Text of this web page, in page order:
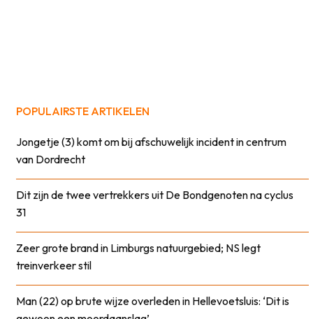
POPULAIRSTE ARTIKELEN
Jongetje (3) komt om bij afschuwelijk incident in centrum
van Dordrecht
Dit zijn de twee vertrekkers uit De Bondgenoten na cyclus
31
Zeer grote brand in Limburgs natuurgebied; NS legt
treinverkeer stil
Man (22) op brute wijze overleden in Hellevoetsluis: ‘Dit is